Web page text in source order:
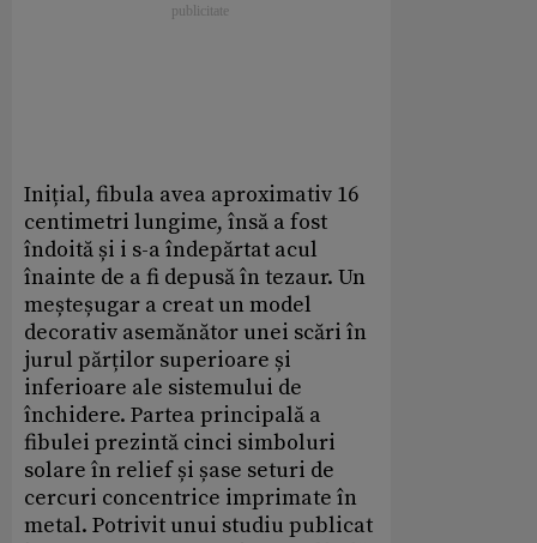
Inițial, fibula avea aproximativ 16
centimetri lungime, însă a fost
îndoită și i s-a îndepărtat acul
înainte de a fi depusă în tezaur. Un
meșteșugar a creat un model
decorativ asemănător unei scări în
jurul părților superioare și
inferioare ale sistemului de
închidere. Partea principală a
fibulei prezintă cinci simboluri
solare în relief și șase seturi de
cercuri concentrice imprimate în
metal. Potrivit unui studiu publicat